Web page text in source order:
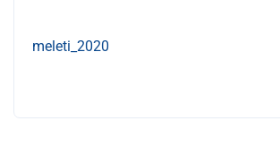
meleti_2020